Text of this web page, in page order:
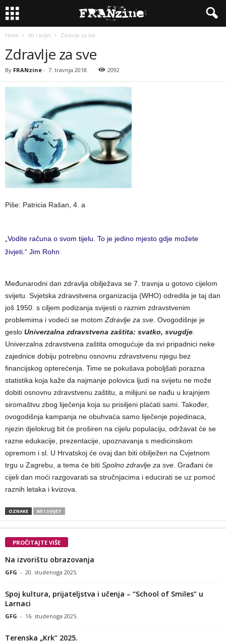
Home Mi i svijet Zdravlje za sve
Zdravlje za sve
By FRANzine - 7. travnja 2018. 2092
Piše: Patricia Rašan, 4. a
„Vodite računa o svom tijelu. To je jedino mjesto gdje možete
živjeti.“ Jim Rohn
Međunarodni dan zdravlja obilježava se 7. travnja u gotovo cijelom
svijetu. Svjetska zdravstvena organizacija (WHO) odredila je taj dan
još 1950. s ciljem podizanja svijesti o raznim zdravstvenim
problemima i vodeći se motom Zdravlje za sve Ovogodišnje je
geslo Univerzalna zdravstvena zaštita: svatko, svugdje
Univerzalna zdravstvena zaštita omogućuje da svi pripadnici neke
zajednice dobiju potrebnu osnovnu zdravstvenu njegu bez
financijskog opterećenja. Time se pokušava poboljšati porazna
statistika koja kaže da najmanje polovica ljudi na svijetu ne može
dobiti osnovnu zdravstvenu zaštitu, a milijuni se nađu u krajnjem
siromaštvu zbog liječenja koja su prisiljeni plaćati sami. Također,
ovogodišnja kampanja ne obuhvaća samo liječenje pojedinaca,
njezin djelokrug bit će proširen na cijelu populaciju, održavat će se
razne edukacije, prezentacije, upoznavanja s medicinskom
opremom i sl. U Hrvatskoj će ovaj dan biti obilježen na Cvjetnom
trgu u Zagrebu, a tema će biti Spolno zdravlje za sve . Građani će
cijeli dan moći razgovarati sa stručnjacima i educirati se uz pomoć
raznih letaka i kvizova.
OZNAKE MI I SVIJET
PROČITAJTE VIŠE
Na izvorištu obrazovanja
GFG - 20. studenoga 2025.
Spoj kultura, prijateljstva i učenja – “School of Smiles” u
Larnaci
GFG - 16. studenoga 2025.
Terenska „Krk“ 2025.